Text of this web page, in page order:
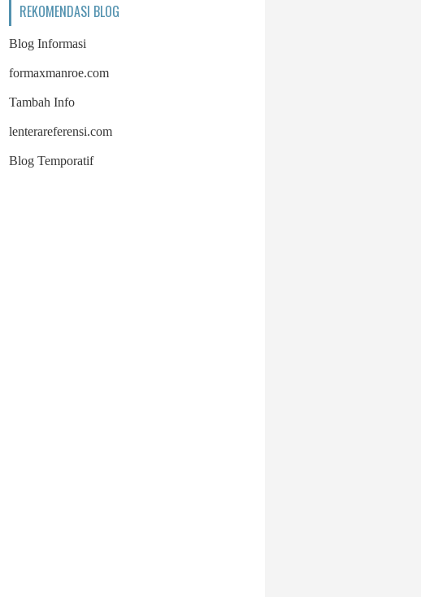
REKOMENDASI BLOG
Blog Informasi
formaxmanroe.com
Tambah Info
lenterareferensi.com
Blog Temporatif